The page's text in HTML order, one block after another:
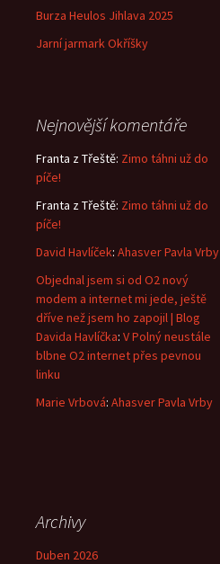
Burza Heulos Jihlava 2025
Jarní jarmark Okříšky
Nejnovější komentáře
Franta z Třeště: Zimo táhni už do
píče!
Franta z Třeště: Zimo táhni už do
píče!
David Havlíček: Ahasver Pavla Vrby
Objednal jsem si od O2 nový
modem a internet mi jede, ještě
dříve než jsem ho zapojil | Blog
Davida Havlíčka: V Polný neustále
blbne O2 internet přes pevnou
linku
Marie Vrbová: Ahasver Pavla Vrby
Archivy
Duben 2026